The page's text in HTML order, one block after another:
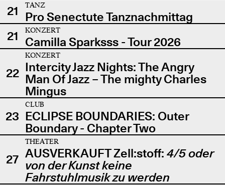
21
TANZ
Pro Senectute Tanznachmittag
21
KONZERT
Camilla Sparksss - Tour 2026
22
KONZERT
Intercity Jazz Nights: The Angry
Man Of Jazz – The mighty Charles
Mingus
23
CLUB
ECLIPSE BOUNDARIES: Outer
Boundary - Chapter Two
27
THEATER
AUSVERKAUFT Zell:stoff: 4/5 oder
von der Kunst keine
Fahrstuhlmusik zu werden